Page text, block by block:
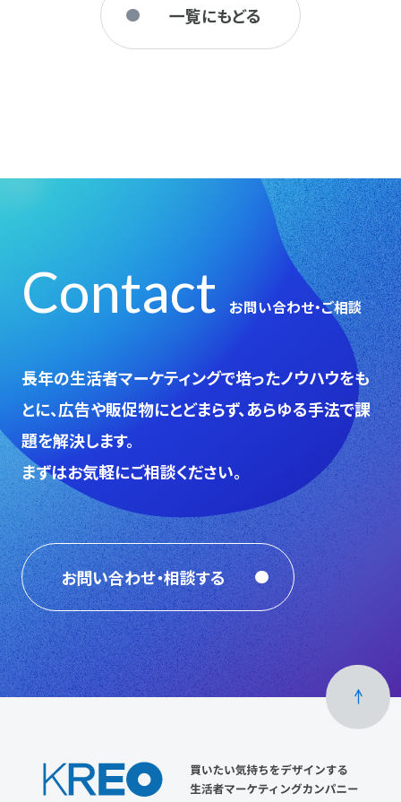
一覧にもどる
Contact お問い合わせ・ご相談
⻑年の生活者マーケティングで培ったノウハウをも
とに、広告や販促物にとどまらず、あらゆる手法で課
題を解決します。
まずはお気軽にご相談ください。
お問い合わせ・相談する